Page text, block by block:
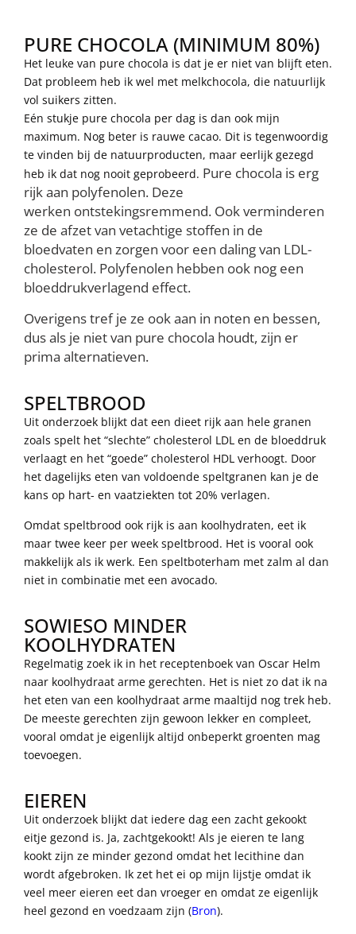
PURE CHOCOLA (MINIMUM 80%)
Het leuke van pure chocola is dat je er niet van blijft eten.
Dat probleem heb ik wel met melkchocola, die natuurlijk
vol suikers zitten.
Eén stukje pure chocola per dag is dan ook mijn
maximum. Nog beter is rauwe cacao. Dit is tegenwoordig
te vinden bij de natuurproducten, maar eerlijk gezegd
heb ik dat nog nooit geprobeerd. Pure chocola is erg
rijk aan polyfenolen. Deze
werken ontstekingsremmend. Ook verminderen
ze de afzet van vetachtige stoffen in de
bloedvaten en zorgen voor een daling van LDL-
cholesterol. Polyfenolen hebben ook nog een
bloeddrukverlagend effect.
Overigens tref je ze ook aan in noten en bessen,
dus als je niet van pure chocola houdt, zijn er
prima alternatieven.
SPELTBROOD
Uit onderzoek blijkt dat een dieet rijk aan hele granen
zoals spelt het “slechte” cholesterol LDL en de bloeddruk
verlaagt en het “goede” cholesterol HDL verhoogt. Door
het dagelijks eten van voldoende speltgranen kan je de
kans op hart- en vaatziekten tot 20% verlagen.
Omdat speltbrood ook rijk is aan koolhydraten, eet ik
maar twee keer per week speltbrood. Het is vooral ook
makkelijk als ik werk. Een speltboterham met zalm al dan
niet in combinatie met een avocado.
SOWIESO MINDER
KOOLHYDRATEN
Regelmatig zoek ik in het receptenboek van Oscar Helm
naar koolhydraat arme gerechten. Het is niet zo dat ik na
het eten van een koolhydraat arme maaltijd nog trek heb.
De meeste gerechten zijn gewoon lekker en compleet,
vooral omdat je eigenlijk altijd onbeperkt groenten mag
toevoegen.
EIEREN
Uit onderzoek blijkt dat iedere dag een zacht gekookt
eitje gezond is. Ja, zachtgekookt! Als je eieren te lang
kookt zijn ze minder gezond omdat het lecithine dan
wordt afgebroken. Ik zet het ei op mijn lijstje omdat ik
veel meer eieren eet dan vroeger en omdat ze eigenlijk
heel gezond en voedzaam zijn (Bron).